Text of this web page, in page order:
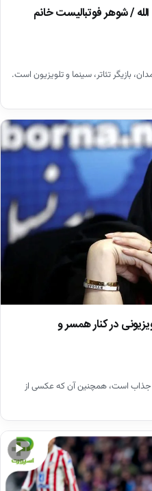
/ شوهر فوتبالیست خانم
متولد ۲۹ مرداد ۱۳۵۳ در همدان، بازیگر تئاتر، سینما و تلویزیون است.
در کنار همسر و
جذاب است، همچنین آن که عکسی از
▶